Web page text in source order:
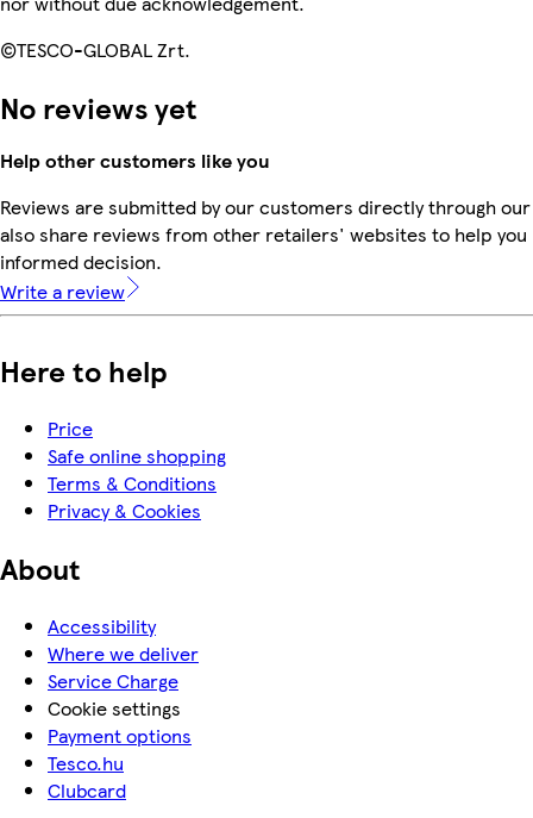
©TESCO-GLOBAL Zrt.
No reviews yet
Help other customers like you
Reviews are submitted by our customers directly through
also share reviews from other retailers' websites to help you
informed decision.
Write a review
Here to help
Price
Safe online shopping
Terms & Conditions
Privacy & Cookies
About
Accessibility
Where we deliver
Service Charge
Cookie settings
Payment options
Tesco.hu
Clubcard